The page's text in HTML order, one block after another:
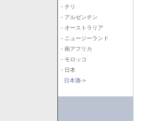
- チリ
- アルゼンチン
- オーストラリア
- ニュージーランド
- 南アフリカ
- モロッコ
- 日本
日本酒->